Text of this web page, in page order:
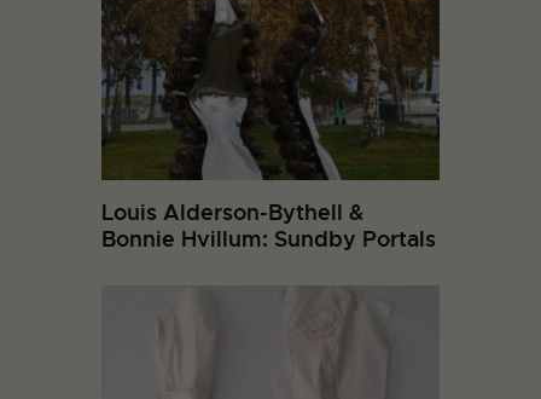
Louis Alderson-Bythell &
Bonnie Hvillum: Sundby Portals